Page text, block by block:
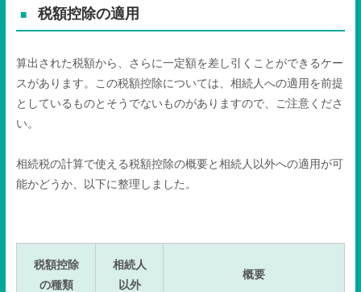
税額控除の適用
算出された税額から、さらに一定額を差し引くことができるケー
スがあります。この税額控除については、相続人への適用を前提
としているものとそうでないものがありますので、ご注意くださ
い。
相続税の計算で使える税額控除の概要と相続人以外への適用が可
能かどうか、以下に整理しました。
税額控除
の種類
相続人
以外
概要